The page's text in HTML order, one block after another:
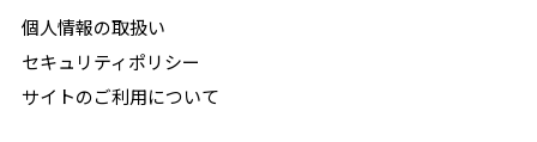
個人情報の取扱い
セキュリティポリシー
サイトのご利用について